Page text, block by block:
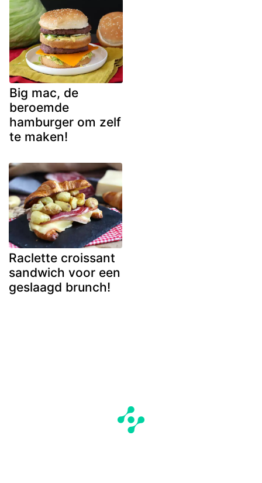
Big mac, de
beroemde
hamburger om zelf
te maken!
Raclette croissant
sandwich voor een
geslaagd brunch!